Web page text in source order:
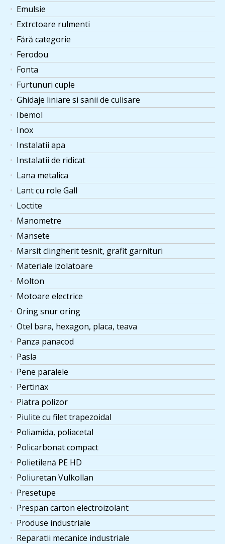
Emulsie
Extrctoare rulmenti
Fără categorie
Ferodou
Fonta
Furtunuri cuple
Ghidaje liniare si sanii de culisare
Ibemol
Inox
Instalatii apa
Instalatii de ridicat
Lana metalica
Lant cu role Gall
Loctite
Manometre
Mansete
Marsit clingherit tesnit, grafit garnituri
Materiale izolatoare
Molton
Motoare electrice
Oring snur oring
Otel bara, hexagon, placa, teava
Panza panacod
Pasla
Pene paralele
Pertinax
Piatra polizor
Piulite cu filet trapezoidal
Poliamida, poliacetal
Policarbonat compact
Polietilenă PE HD
Poliuretan Vulkollan
Presetupe
Prespan carton electroizolant
Produse industriale
Reparatii mecanice industriale